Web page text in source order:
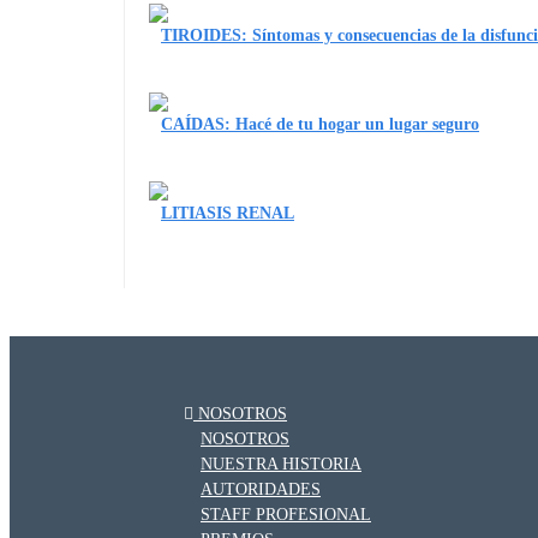
TIROIDES: Síntomas y consecuencias de la
CAÍDAS: Hacé de tu hogar un lugar seguro
LITIASIS RENAL
NOSOTROS
NOSOTROS
NUESTRA HISTORIA
AUTORIDADES
STAFF PROFESIONAL